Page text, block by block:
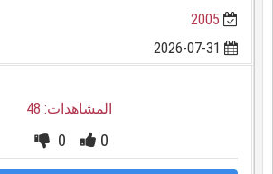
2005
المشاهدات: 48
0
0